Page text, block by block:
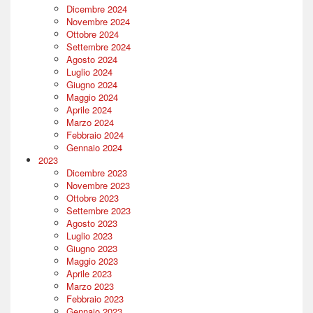
Dicembre 2024
Novembre 2024
Ottobre 2024
Settembre 2024
Agosto 2024
Luglio 2024
Giugno 2024
Maggio 2024
Aprile 2024
Marzo 2024
Febbraio 2024
Gennaio 2024
2023
Dicembre 2023
Novembre 2023
Ottobre 2023
Settembre 2023
Agosto 2023
Luglio 2023
Giugno 2023
Maggio 2023
Aprile 2023
Marzo 2023
Febbraio 2023